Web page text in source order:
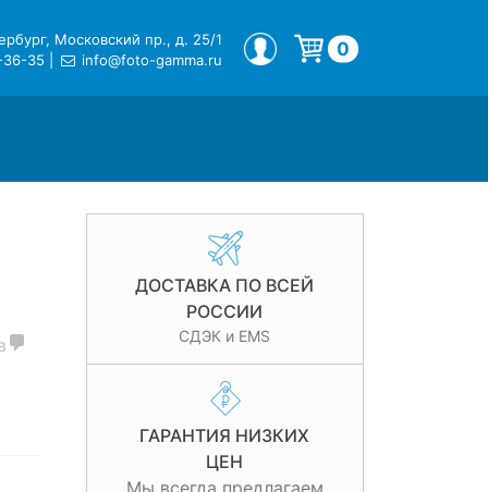
Московский пр., д. 25/1
36-35
info@foto-gamma.ru
МОЙ ПРОФИЛЬ 0
ДОСТАВКА ПО ВСЕЙ
РОССИИ
СДЭК и EMS
ГАРАНТИЯ НИЗКИХ
ЦЕН